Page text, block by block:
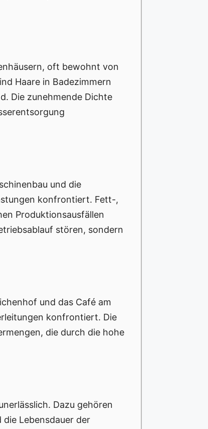
oft bewohnt von
Haare in Badezimmern
Die zunehmende Dichte
und die
konfrontiert. Fett-,
Produktionsausfällen
stören, sondern
und das Café am
konfrontiert. Die
die durch die hohe
Dazu gehören
Lebensdauer der